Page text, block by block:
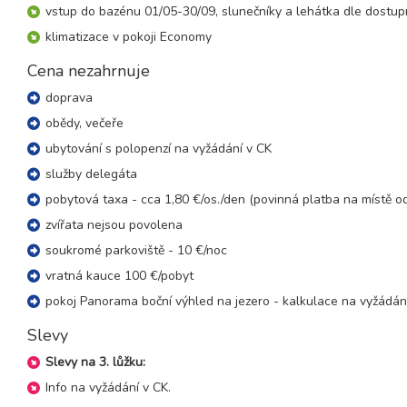
12.09. - 16.09.26
sobota - středa
12.09. - 17.09.26
sobota - sobota
19.09. - 22.09.26
sobota - úterý
19.09. - 23.09.26
sobota - středa
5 dní (4 noci)
19.09. - 24.09.26
sobota - sobota
8 dní (7 nocí)
26.09. - 29.09.26
sobota - úterý
26.09. - 30.09.26
sobota - středa
vstup do bazénu 01/05-30/09, slunečníky a lehátka dle
klimatizace v pokoji Economy
Cena nezahrnuje
doprava
obědy, večeře
ubytování s polopenzí na vyžádání v CK
služby delegáta
pobytová taxa - cca 1,80 €/os./den (povinná platba na místě
zvířata nejsou povolena
soukromé parkoviště - 10 €/noc
vratná kauce 100 €/pobyt
pokoj Panorama boční výhled na jezero - kalkulace na
Slevy
Slevy na 3. lůžku:
Info na vyžádání v CK.